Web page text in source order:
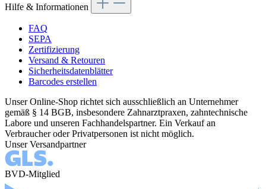
Hilfe & Informationen
FAQ
SEPA
Zertifizierung
Versand & Retouren
Sicherheitsdatenblätter
Barcodes erstellen
Unser Online-Shop richtet sich ausschließlich an Unternehmer
gemäß § 14 BGB, insbesondere Zahnarztpraxen, zahntechnische
Labore und unseren Fachhandelspartner. Ein Verkauf an
Verbraucher oder Privatpersonen ist nicht möglich.
Unser Versandpartner
BVD-Mitglied